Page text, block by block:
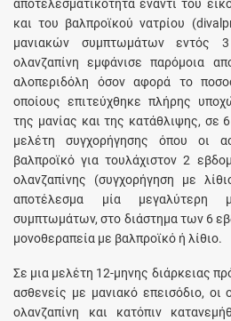
αποτελεσματικότητα έναντι του
και του βαλπροϊκού νατρίου
μανιακών συμπτωμάτων εντός
ολανζαπίνη εμφάνισε παρόμοια
αλοπεριδόλη όσον αφορά το
οποίους επιτεύχθηκε πλήρης
της μανίας και της κατάθλιψης, σε
μελέτη συγχορήγησης όπου οι
βαλπροϊκό για τουλάχιστον 2
ολανζαπίνης (συγχορήγηση με
αποτέλεσμα μία μεγαλύτερη
συμπτωμάτων, στο διάστημα των 6
μονοθεραπεία με βαλπροϊκό ή λίθιο.
Σε μια μελέτη 12-μηνης διάρκειας
ασθενείς με μανιακό επεισόδιο, οι
ολανζαπίνη και κατόπιν